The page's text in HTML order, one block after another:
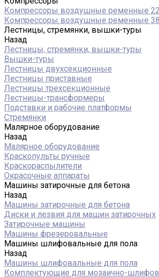
Компрессоры воздушные ременные
Компрессоры воздушные ременные
Лестницы, стремянки, вышки-туры
Назад
Лестницы, стремянки, вышки-туры
Вышки-туры
Лестницы двухсекционные
Лестницы приставные
Лестницы трехсекционные
Лестницы-трансформеры
Подставки и рабочие платформы
Стремянки
Малярное оборудование
Назад
Малярное оборудование
Краскопульты ручные
Краскораспылители
Окрасочные аппараты
Машины затирочные для бетона
Назад
Машины затирочные для бетона
Диски и лезвия для машин затирочных
Затирочные машины
Машины фрезеровальные
Машины шлифовальные для пола
Назад
Машины шлифовальные для пола
Комплектующие для мозаично-